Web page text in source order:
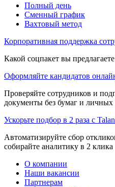
Полный день
Сменный график
Вахтовый метод
Корпоративная поддержка
Какой соцпакет вы
Оформляйте кандидатов
Проверяйте сотрудников и
документы без бумаг и личных
Ускорьте подбор в 2 раза с
Автоматизируйте сбор
собирайте аналитику в 2 клика
О компании
Наши вакансии
Партнерам